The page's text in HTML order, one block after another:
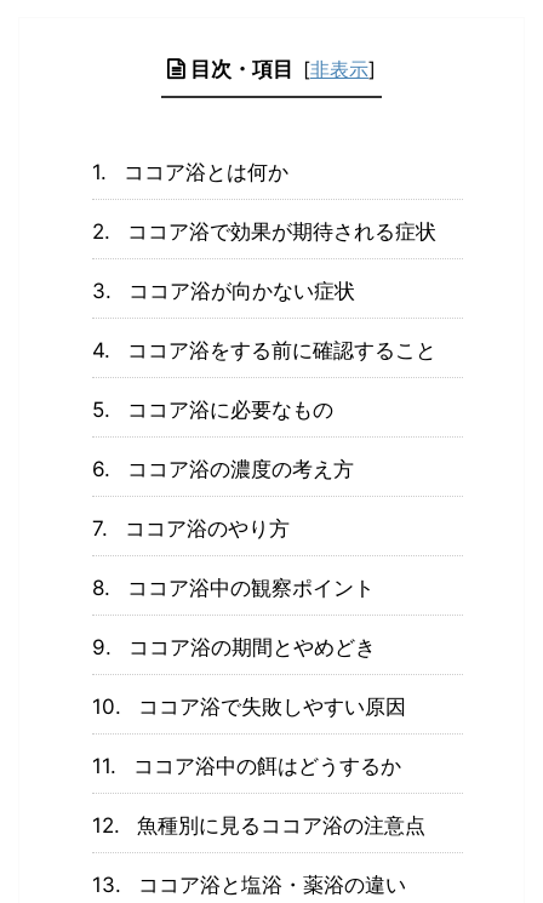
目次・項目 [非表示]
ココア浴とは何か
ココア浴で効果が期待される症状
ココア浴が向かない症状
ココア浴をする前に確認すること
ココア浴に必要なもの
ココア浴の濃度の考え方
ココア浴のやり方
ココア浴中の観察ポイント
ココア浴の期間とやめどき
ココア浴で失敗しやすい原因
ココア浴中の餌はどうするか
魚種別に見るココア浴の注意点
ココア浴と塩浴・薬浴の違い